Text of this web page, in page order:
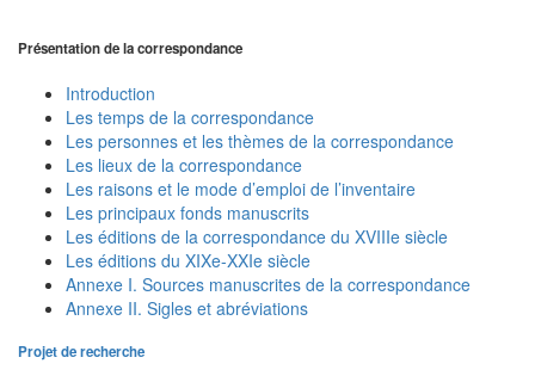
Présentation de la correspondance
Introduction
Les temps de la correspondance
Les personnes et les thèmes de la correspondance
Les lieux de la correspondance
Les raisons et le mode d’emploi de l’inventaire
Les principaux fonds manuscrits
Les éditions de la correspondance du XVIIIe siècle
Les éditions du XIXe-XXIe siècle
Annexe I. Sources manuscrites de la correspondance
Annexe II. Sigles et abréviations
Projet de recherche